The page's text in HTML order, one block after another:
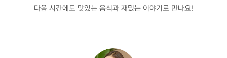
다음 시간에도 맛있는 음식과 재밌는 이야기로 만나요!